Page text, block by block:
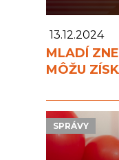
13.12.2024
MLADÍ
MÔŽU
SPRÁVY